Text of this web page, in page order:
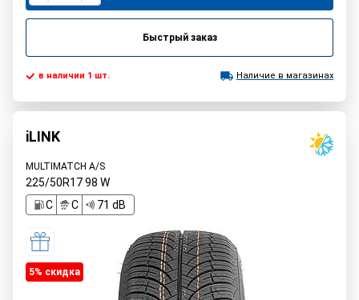
Быстрый заказ
в наличии 1 шт. Наличие в магазинах
iLINK
MULTIMATCH A/S
225/50R1798 W
C
C 71 dB
5% cкидка